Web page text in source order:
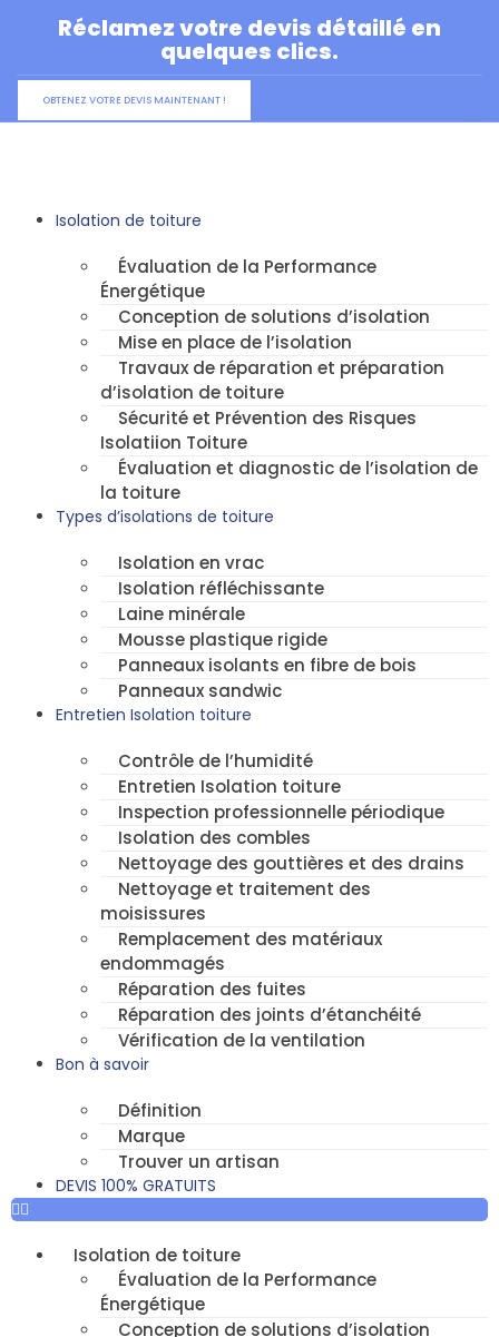
Réclamez votre devis détaillé en
quelques clics.
OBTENEZ VOTRE DEVIS MAINTENANT !
Isolation de toiture
Évaluation de la Performance
Énergétique
Conception de solutions d’isolation
Mise en place de l’isolation
Travaux de réparation et préparation
d’isolation de toiture
Sécurité et Prévention des Risques
Isolatiion Toiture
Évaluation et diagnostic de l’isolation de
la toiture
Types d’isolations de toiture
Isolation en vrac
Isolation réfléchissante
Laine minérale
Mousse plastique rigide
Panneaux isolants en fibre de bois
Panneaux sandwic
Entretien Isolation toiture
Contrôle de l’humidité
Entretien Isolation toiture
Inspection professionnelle périodique
Isolation des combles
Nettoyage des gouttières et des drains
Nettoyage et traitement des
moisissures
Remplacement des matériaux
endommagés
Réparation des fuites
Réparation des joints d’étanchéité
Vérification de la ventilation
Bon à savoir
Définition
Marque
Trouver un artisan
DEVIS 100% GRATUITS
Isolation de toiture
Évaluation de la Performance
Énergétique
Conception de solutions d’isolation